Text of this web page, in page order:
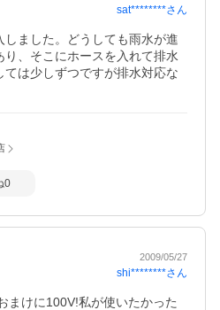
sat********さん
ました。どうしても雨水が進
り、そこにホースを入れて排水
ては少しずつですが排水対応な
0
2009/05/27
shi********さん
まけに100V!私が使いたかった